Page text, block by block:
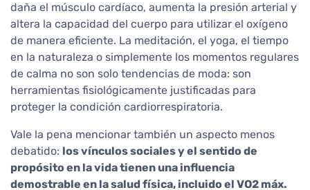
daña el músculo cardíaco, aumenta la presión arterial y
altera la capacidad del cuerpo para utilizar el oxígeno
de manera eficiente. La meditación, el yoga, el tiempo
en la naturaleza o simplemente los momentos regulares
de calma no son solo tendencias de moda: son
herramientas fisiológicamente justificadas para
proteger la condición cardiorrespiratoria.
Vale la pena mencionar también un aspecto menos
debatido: los vínculos sociales y el sentido de
propósito en la vida tienen una influencia
demostrable en la salud física, incluido el VO2 máx.